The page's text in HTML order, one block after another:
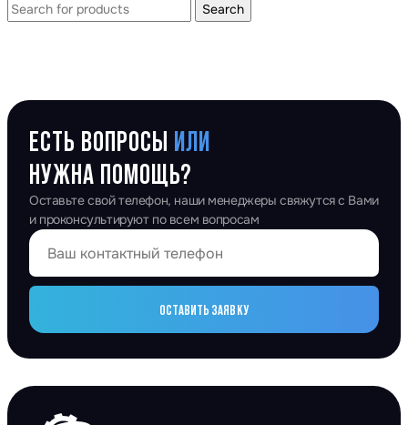
Search
ЕСТЬ ВОПРОСЫ ИЛИ
НУЖНА ПОМОЩЬ?
Оставьте свой телефон, наши менеджеры свяжутся с Вами
и проконсультируют по всем вопросам
ОСТАВИТЬ ЗАЯВКУ